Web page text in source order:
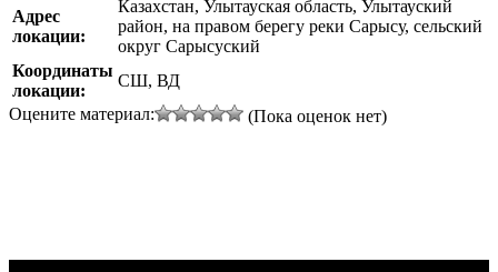
Адрес
локации:
Казахстан, Улытауская область, Улытауский
район, на правом берегу реки Сарысу, сельский
округ Сарысуский
Координаты
локации:
СШ, ВД
Оцените материал:
(Пока оценок нет)